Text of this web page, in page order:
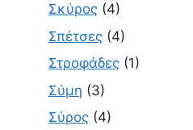
Σκύρος (4)
Σπέτσες (4)
Στροφάδες (1)
Σύμη (3)
Σύρος (4)